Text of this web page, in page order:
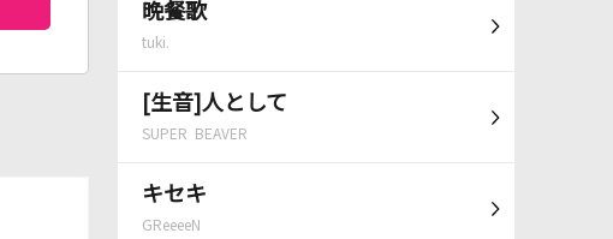
晩餐歌
tuki.
[生音]人として
SUPER BEAVER
キセキ
GReeeeN